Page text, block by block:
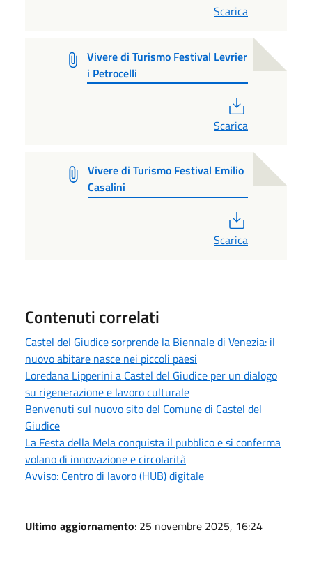
Scarica
Vivere di Turismo Festival Levrier
i Petrocelli
Scarica
Vivere di Turismo Festival Emilio
Casalini
Scarica
Contenuti correlati
Castel del Giudice sorprende la Biennale di Venezia: il
nuovo abitare nasce nei piccoli paesi
Loredana Lipperini a Castel del Giudice per un dialogo
su rigenerazione e lavoro culturale
Benvenuti sul nuovo sito del Comune di Castel del
Giudice
La Festa della Mela conquista il pubblico e si conferma
volano di innovazione e circolarità
Avviso: Centro di lavoro (HUB) digitale
Ultimo aggiornamento: 25 novembre 2025, 16:24